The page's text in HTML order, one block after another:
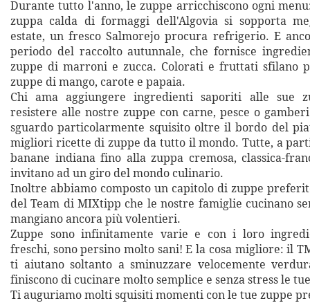
Durante tutto l'anno, le zuppe arricchiscono ogni
zuppa calda di formaggi dell'Algovia si sopporta
estate, un fresco Salmorejo procura refrigerio. E
periodo del raccolto autunnale, che fornisce
zuppe di marroni e zucca. Colorati e fruttati sfilano
zuppe di mango, carote e papaia.
Chi ama aggiungere ingredienti saporiti alle sue
resistere alle nostre zuppe con carne, pesce o
sguardo particolarmente squisito oltre il bordo del
migliori ricette di zuppe da tutto il mondo. Tutte, a
banane indiana fino alla zuppa cremosa, classica-
invitano ad un giro del mondo culinario.
Inoltre abbiamo composto un capitolo di zuppe
del Team di MIXtipp che le nostre famiglie cucinano
mangiano ancora più volentieri.
Zuppe sono infinitamente varie e con i loro
freschi, sono persino molto sani! E la cosa migliore: il
ti aiutano soltanto a sminuzzare velocemente
finiscono di cucinare molto semplice e senza stress le
Ti auguriamo molti squisiti momenti con le tue zuppe